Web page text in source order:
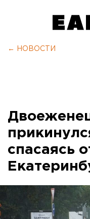
← НОВОСТИ
спасаясь